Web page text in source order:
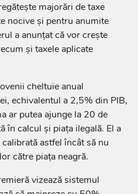
majorări de taxe
nocive și pentru anumite
a anunțat că vor crește
și taxele aplicate
cheltuie anual
echivalentul a 2,5% din PIB,
ar putea ajunge la 20 de
în calcul și piața ilegală. El a
astfel încât să nu
către piața neagră.
vizează sistemul